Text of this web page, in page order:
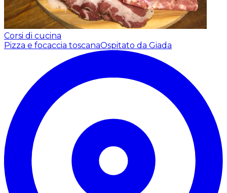
Corsi di cucina
Pizza e focaccia toscanaOspitato da Giada